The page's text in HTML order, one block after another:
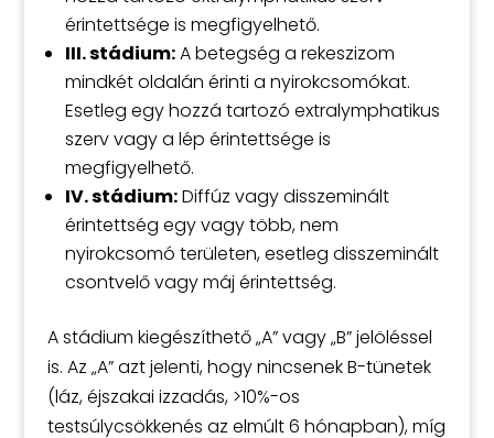
érintettsége is megfigyelhető.
III. stádium:A betegség a rekeszizom
mindkét oldalán érinti a nyirokcsomókat.
Esetleg egy hozzá tartozó extralymphatikus
szerv vagy a lép érintettsége is
megfigyelhető.
IV. stádium:Diffúz vagy disszeminált
érintettség egy vagy több, nem
nyirokcsomó területen, esetleg disszeminált
csontvelő vagy máj érintettség.
A stádium kiegészíthető „A” vagy „B” jelöléssel
is. Az „A” azt jelenti, hogy nincsenek B-tünetek
(láz, éjszakai izzadás, >10%-os
testsúlycsökkenés az elmúlt 6 hónapban), míg